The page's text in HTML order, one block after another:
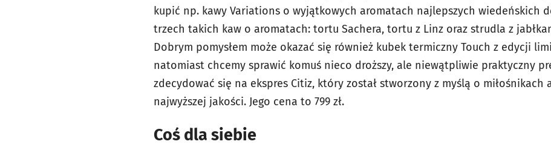
kupić np. kawy Variations o wyjątkowych aromatach najlepszych wiedeńskich
trzech takich kaw o aromatach: tortu Sachera, tortu z Linz oraz strudla z
Dobrym pomysłem może okazać się również kubek termiczny Touch z edycji
natomiast chcemy sprawić komuś nieco droższy, ale niewątpliwie praktyczny
zdecydować się na ekspres Citiz, który został stworzony z myślą o miłośnikach
najwyższej jakości. Jego cena to 799 zł.
Coś dla siebie